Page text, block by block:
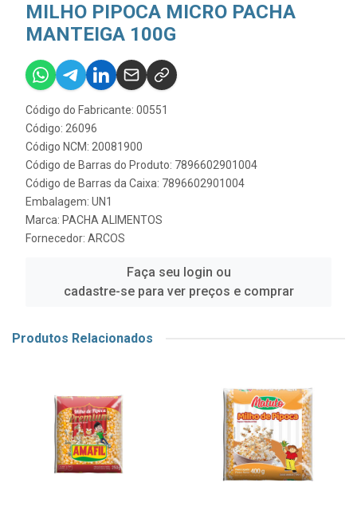
MILHO PIPOCA MICRO PACHA
MANTEIGA 100G
Código do Fabricante: 00551
Código: 26096
Código NCM: 20081900
Código de Barras do Produto: 7896602901004
Código de Barras da Caixa: 7896602901004
Embalagem: UN1
Marca: PACHA ALIMENTOS
Fornecedor: ARCOS
Faça seu login ou
cadastre-se para ver preços e comprar
Produtos Relacionados